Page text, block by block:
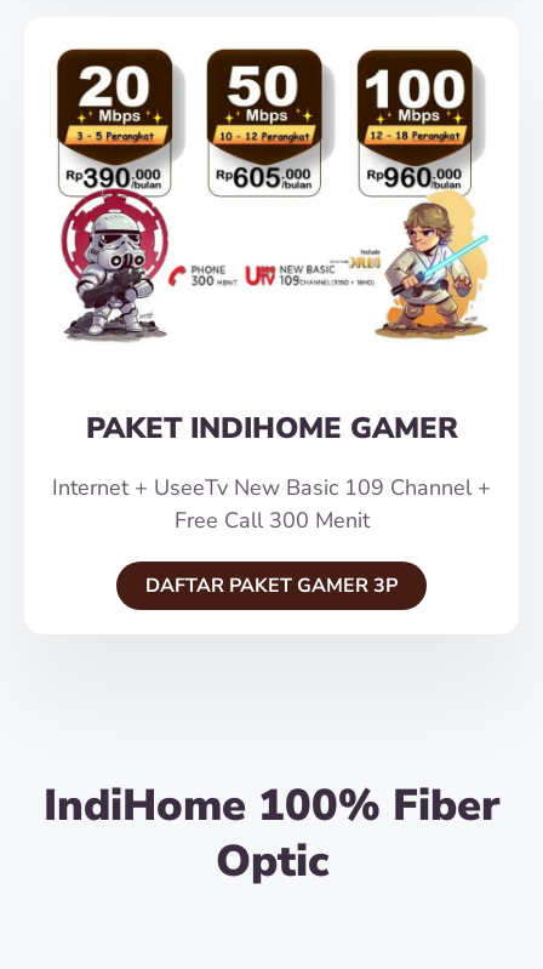
PAKET INDIHOME GAMER
Internet + UseeTv New Basic 109 Channel +
Free Call 300 Menit
DAFTAR PAKET GAMER 3P
IndiHome 100% Fiber
Optic